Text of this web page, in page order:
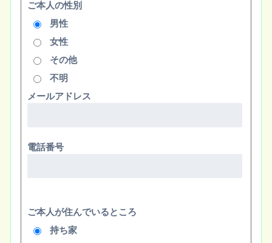
ご本人の性別
男性
女性
その他
不明
メールアドレス
電話番号
ご本人が住んでいるところ
持ち家